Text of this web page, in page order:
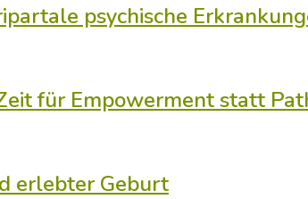
psychische
für Empowerment statt
erlebter Geburt